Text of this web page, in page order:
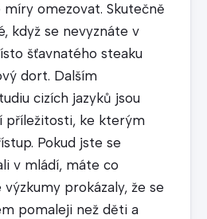
míry omezovat. Skutečně
když se nevyznáte v
šťavnatého steaku
dort. Dalším
cizích jazyků jsou
příležitosti, ke kterým
Pokud jste se
v mládí, máte co
prokázaly, že se
pomaleji než děti a